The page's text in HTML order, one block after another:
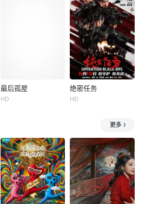
般的探索，不仅揭
开了过去
补救机会——如果
能潜入反派学校，
在反乌托邦里约热
内卢废墟中，城市
被阶级斗争撕裂，
人们沉迷于血腥竞
技。一位抵抗运动
领袖为拯救妹妹免
于遭遇比死亡更惨
烈的命运，被迫卷
入一场暴力而高风
险的竞赛。
最后孤屋
一个普通的一家四
口突遭诡异变故，
被困在自家房屋中
超过 1000 天无法
出门。在资源消耗
殆尽与未知神秘威
胁的双重逼迫下，
最后孤屋
HD
绝密任务
首部女子反恐特战
队电影，面对恐怖
主义恶势力，“最飒
女子反恐特战队”临
危受命，精英队长
陈梓静（于文文
饰）率队员金凤
（卢靖姗 饰）、齐
绝密任务
HD
更多